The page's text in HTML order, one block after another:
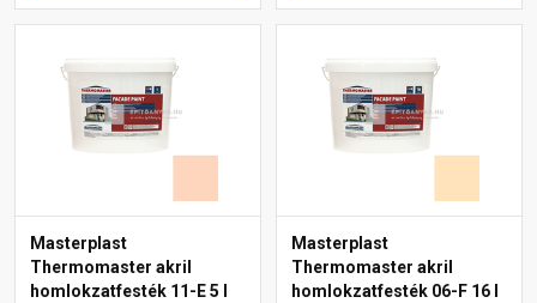
Masterplast
Thermomaster akril
homlokzatfesték 11-E 5 l
Masterplast
Thermomaster akril
homlokzatfesték 06-F 16 l